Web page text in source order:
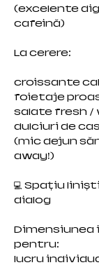
(excelente
cafeină)
La cerere:
croissante
foietaje
salate fresh /
dulciuri de
(mic dejun
away!)
💻 Spațiu
dialog
Dimensiunea
pentru:
lucru